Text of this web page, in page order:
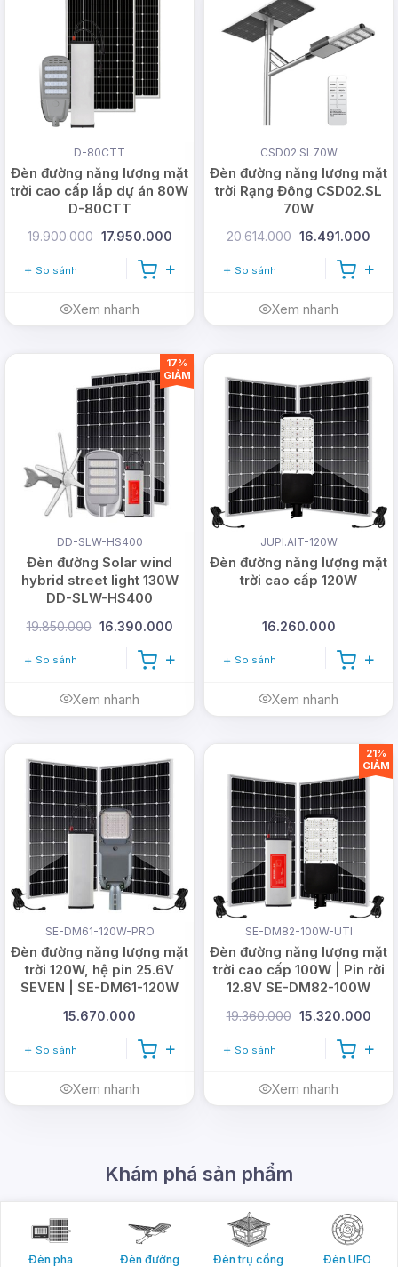
Điện áp
Tuổi thọ
Pin lưu điện
Công nghệ Lithium LiFePO4
Dung lượng 54 Ah
Năng lượng dự trữ 691 Wh
Tuổi thọ >10 năm
Tiêu chuẩn chất lượng sản phẩm
Tiêu chuẩn áp dụng
TCVN 7722-2-3/IEC
60598-2-3
Tiêu chuẩn môi trường RoHS
Ưu điểm của đèn đường
năng lượng mặt trời 120W
Sử dụng Pin lưu điện công nghệ Lithium thế
hệ mới, đảm bảo an toàn và tuổi thọ cao
D-80CTT
Đèn đường năng lượng mặt
trời cao cấp lắp dự án 80W
D-80CTT
19.900.000 17.950.000
So sánh
Xem nhanh
CSD02.SL70W
Đèn đường năng lượng mặt
trời Rạng Đông CSD02.SL
70W
20.614.000 16.491.000
So sánh
Xem nhanh
DD-SLW-HS400
Đèn đường Solar wind
hybrid street light 130W
DD-SLW-HS400
19.850.000 16.390.000
So sánh
Xem nhanh
17%
GIẢM
JUPI.AIT-120W
Đèn đường năng lượng mặt
trời cao cấp 120W
16.260.000
So sánh
Xem nhanh
SE-DM61-120W-PRO
Đèn đường năng lượng mặt
trời 120W, hệ pin 25.6V
SEVEN | SE-DM61-120W
15.670.000
So sánh
Xem nhanh
SE-DM82-100W-UTI
Đèn đường năng lượng mặt
trời cao cấp 100W | Pin rời
12.8V SE-DM82-100W
19.360.000 15.320.000
So sánh
Xem nhanh
21%
GIẢM
Khám phá sản phẩm
Đèn pha Đèn đường Đèn trụ cổng Đèn UFO